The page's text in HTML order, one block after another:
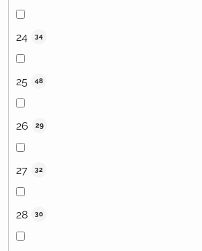
24 34
25 48
26 29
27 32
28 30